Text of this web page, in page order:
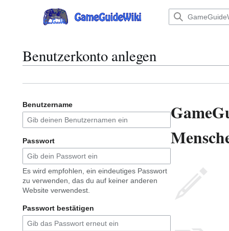
Hauptmenü
Benutzerkonto anlegen
Benutzername
Passwort
Es wird empfohlen, ein eindeutiges Passwort
zu verwenden, das du auf keiner anderen
Website verwendest.
Passwort bestätigen